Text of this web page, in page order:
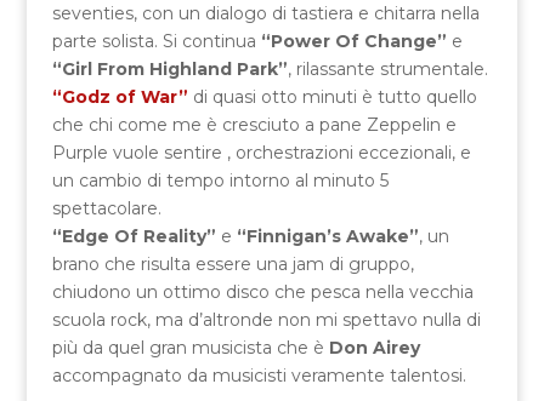
seventies, con un dialogo di tastiera e chitarra nella
parte solista. Si continua “Power Of Change” e
“Girl From Highland Park”, rilassante strumentale.
“Godz of War” di quasi otto minuti è tutto quello
che chi come me è cresciuto a pane Zeppelin e
Purple vuole sentire , orchestrazioni eccezionali, e
un cambio di tempo intorno al minuto 5
spettacolare.
“Edge Of Reality” e “Finnigan’s Awake”, un
brano che risulta essere una jam di gruppo,
chiudono un ottimo disco che pesca nella vecchia
scuola rock, ma d’altronde non mi spettavo nulla di
più da quel gran musicista che è Don Airey
accompagnato da musicisti veramente talentosi.